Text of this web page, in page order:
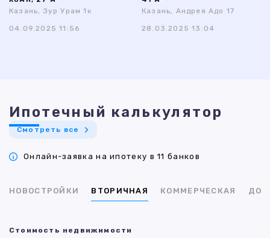
Казань, Зур Урам 1к
04.09.2025 11:56
Казань, Андрея Адо 17
28.03.2025 13:04
Ипотечный калькулятор
Смотреть все
Онлайн-заявка на ипотеку в 11 банков
НОВОСТРОЙКИ ВТОРИЧНАЯ КОММЕРЧЕСКАЯ ДОМ
Стоимость недвижимости